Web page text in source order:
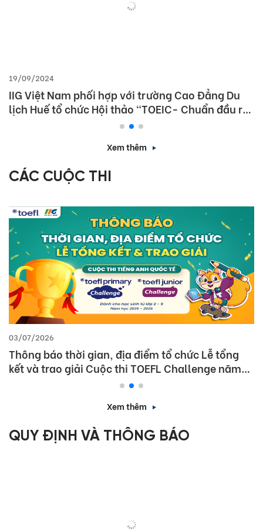
19/09/2024
IIG Việt Nam phối hợp với trường Cao Đẳng Du
lịch Huế tổ chức Hội thảo “TOEIC- Chuẩn đầu ra
tiếng Anh- Bí Quyết chinh phục nhà tuyển dụng”
Xem thêm
CÁC CUỘC THI
03/07/2026
Thông báo thời gian, địa điểm tổ chức Lễ tổng
kết và trao giải Cuộc thi TOEFL Challenge năm
Xem thêm
QUY ĐỊNH VÀ THÔNG BÁO